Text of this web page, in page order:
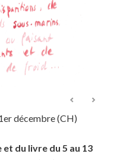
décembre (CH)
du livre du 5 au 13